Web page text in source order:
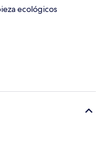
ecológicos